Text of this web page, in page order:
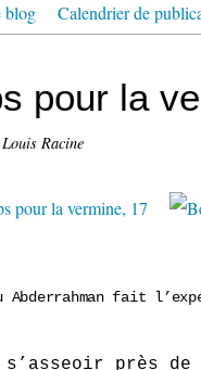
blog Calendrier de
pour la
Racine
Abderrahman fait
près de